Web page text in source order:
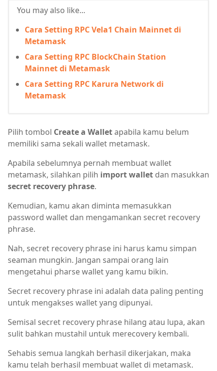
You may also like...
Cara Setting RPC Vela1 Chain Mainnet di
Metamask
Cara Setting RPC BlockChain Station
Mainnet di Metamask
Cara Setting RPC Karura Network di
Metamask
Pilih tombol Create a Walletapabila kamu belum
memiliki sama sekali wallet metamask.
Apabila sebelumnya pernah membuat wallet
metamask, silahkan pilih import wallet dan masukkan
secret recovery phrase.
Kemudian, kamu akan diminta memasukkan
password wallet dan mengamankan secret recovery
phrase.
Nah, secret recovery phrase ini harus kamu simpan
seaman mungkin. Jangan sampai orang lain
mengetahui pharse wallet yang kamu bikin.
Secret recovery phrase ini adalah data paling penting
untuk mengakses wallet yang dipunyai.
Semisal secret recovery phrase hilang atau lupa, akan
sulit bahkan mustahil untuk merecovery kembali.
Sehabis semua langkah berhasil dikerjakan, maka
kamu telah berhasil membuat wallet di metamask.